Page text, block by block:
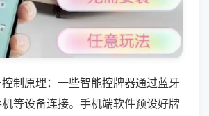
制原理：一些智能控牌器通过蓝牙
等设备连接。手机端软件预设好牌